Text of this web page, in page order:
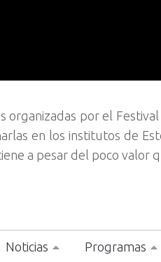
por el
en los institutos de
a pesar del poco valor
Noticias Programas